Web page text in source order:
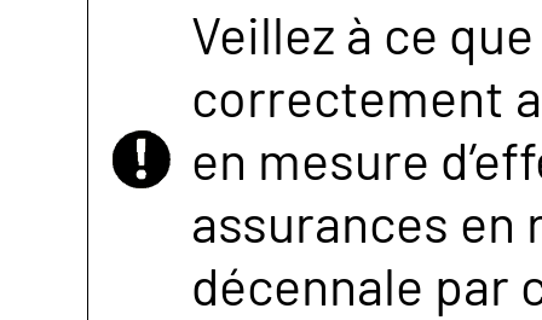
Veillez à ce
correctement
en mesure
assurances
décennale par